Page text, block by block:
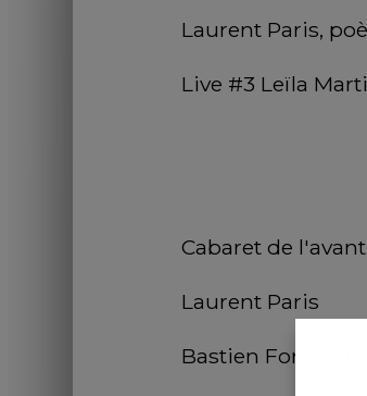
Laurent Paris,
Live #3 Leïla
Cabaret de
Laurent Paris
Bastien Fontanille